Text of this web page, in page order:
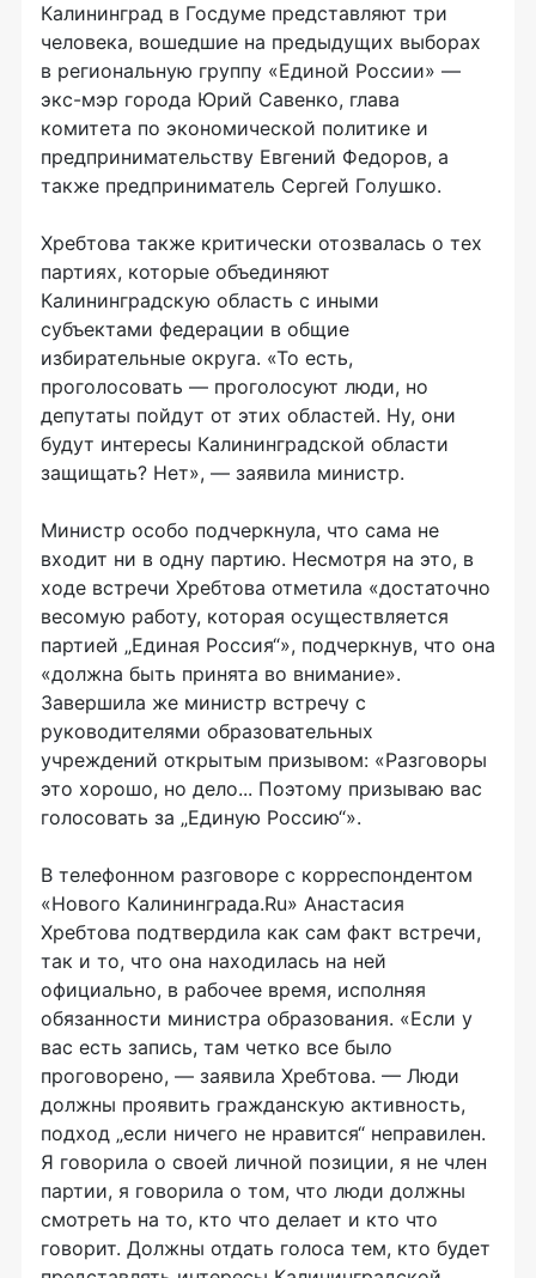
Калининград в Госдуме представляют три
человека, вошедшие на предыдущих выборах
в региональную группу «Единой России» —
экс-мэр города Юрий Савенко, глава
комитета по экономической политике и
предпринимательству Евгений Федоров, а
также предприниматель Сергей Голушко.
Хребтова также критически отозвалась о тех
партиях, которые объединяют
Калининградскую область с иными
субъектами федерации в общие
избирательные округа. «То есть,
проголосовать — проголосуют люди, но
депутаты пойдут от этих областей. Ну, они
будут интересы Калининградской области
защищать? Нет», — заявила министр.
Министр особо подчеркнула, что сама не
входит ни в одну партию. Несмотря на это, в
ходе встречи Хребтова отметила «достаточно
весомую работу, которая осуществляется
партией „Единая Россия“», подчеркнув, что она
«должна быть принята во внимание».
Завершила же министр встречу с
руководителями образовательных
учреждений открытым призывом: «Разговоры
это хорошо, но дело... Поэтому призываю вас
голосовать за „Единую Россию“».
В телефонном разговоре с корреспондентом
«Нового Калининграда.Ru» Анастасия
Хребтова подтвердила как сам факт встречи,
так и то, что она находилась на ней
официально, в рабочее время, исполняя
обязанности министра образования. «Если у
вас есть запись, там четко все было
проговорено, — заявила Хребтова. — Люди
должны проявить гражданскую активность,
подход „если ничего не нравится“ неправилен.
Я говорила о своей личной позиции, я не член
партии, я говорила о том, что люди должны
смотреть на то, кто что делает и кто что
говорит. Должны отдать голоса тем, кто будет